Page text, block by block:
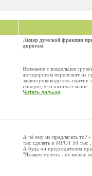
Лидер думской фракции
дорогам
Взимание с владельцев
автодорогам переложит на
заявил руководитель
говорят, что окончательное
Читать дальше
А чё ему не предлагать то?
тыс сделать и МРОТ 50 тыс ,
А будь он председателем
"Языком молоть - не мешки